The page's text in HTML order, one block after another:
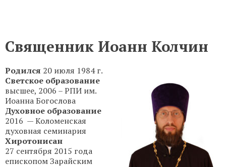
Священник Иоанн Колчин
Родился 20 июля 1984 г.
Светское образование
высшее, 2006 – РПИ им.
Иоанна Богослова
Духовное образование
2016 — Коломенская
духовная семинария
Хиротонисан
27 сентября 2015 года
епископом Зарайским